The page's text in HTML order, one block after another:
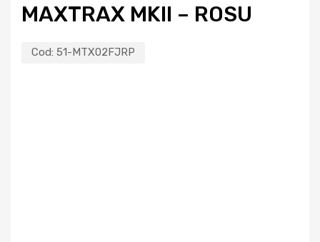
MAXTRAX MKII – ROSU
Cod: 51-MTX02FJRP